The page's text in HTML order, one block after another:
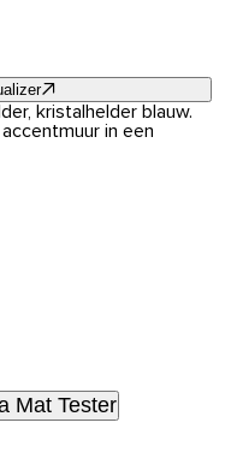
kristalhelder blauw.
in een
Mat Tester